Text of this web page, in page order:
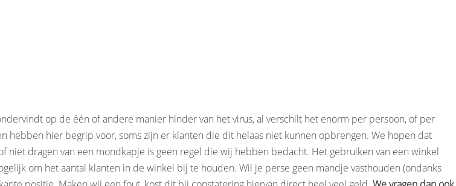
op de één of andere manier hinder van het virus, al verschilt het enorm per persoon, of per
hier begrip voor, soms zijn er klanten die dit helaas niet kunnen opbrengen. We hopen dat
dragen van een mondkapje is geen regel die wij hebben bedacht. Het gebruiken van een winkel
om het aantal klanten in de winkel bij te houden. Wil je perse geen mandje vasthouden (ondanks